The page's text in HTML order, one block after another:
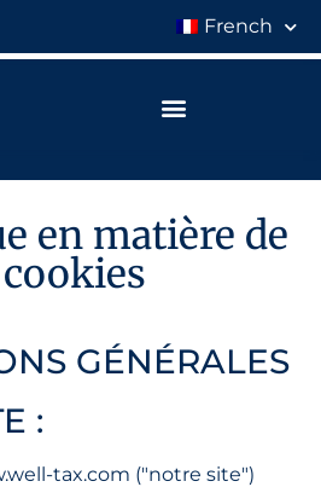
French
en matière de
cookies
GÉNÉRALES
:
tax.com ("notre site")